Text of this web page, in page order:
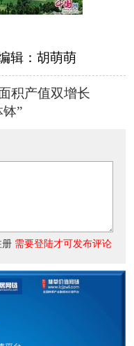
辑： 胡萌萌
积产值双增长
”
册 需要登陆才可发布评论